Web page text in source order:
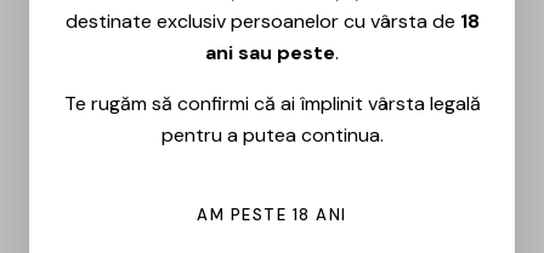
destinate exclusiv persoanelor cu vârsta de 18
ani sau peste.
Te rugăm să confirmi că ai împlinit vârsta legală
pentru a putea continua.
AM PESTE 18 ANI